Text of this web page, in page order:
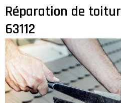
NOS
SERVICES
CONTACT
Réparation de
63112